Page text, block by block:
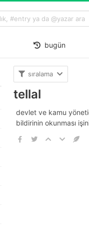
bugün
sıralama
tellal
devlet ve kamu
bildirinin okunması